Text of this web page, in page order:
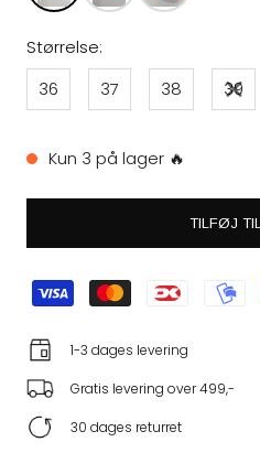
Størrelse:
36
37 38 39
Kun 3 på lager 🔥
TILFØJ
1-3 dages levering
Gratis levering over 499,-
30 dages returret